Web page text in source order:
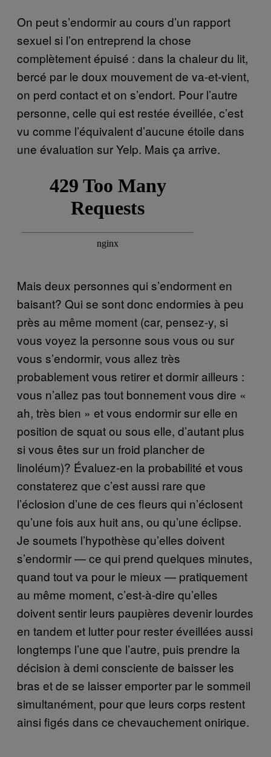
On peut s’endormir au cours d’un rapport
sexuel si l’on entreprend la chose
complètement épuisé : dans la chaleur du lit,
bercé par le doux mouvement de va-et-vient,
on perd contact et on s’endort. Pour l’autre
personne, celle qui est restée éveillée, c’est
vu comme l’équivalent d’aucune étoile dans
une évaluation sur Yelp. Mais ça arrive.
Mais deux personnes qui s’endorment en
baisant? Qui se sont donc endormies à peu
près au même moment (car, pensez-y, si
vous voyez la personne sous vous ou sur
vous s’endormir, vous allez très
probablement vous retirer et dormir ailleurs :
vous n’allez pas tout bonnement vous dire «
ah, très bien » et vous endormir sur elle en
position de squat ou sous elle, d’autant plus
si vous êtes sur un froid plancher de
linoléum)? Évaluez-en la probabilité et vous
constaterez que c’est aussi rare que
l’éclosion d’une de ces fleurs qui n’éclosent
qu’une fois aux huit ans, ou qu’une éclipse.
Je soumets l’hypothèse qu’elles doivent
s’endormir — ce qui prend quelques minutes,
quand tout va pour le mieux — pratiquement
au même moment, c’est-à-dire qu’elles
doivent sentir leurs paupières devenir lourdes
en tandem et lutter pour rester éveillées aussi
longtemps l’une que l’autre, puis prendre la
décision à demi consciente de baisser les
bras et de se laisser emporter par le sommeil
simultanément, pour que leurs corps restent
ainsi figés dans ce chevauchement onirique.